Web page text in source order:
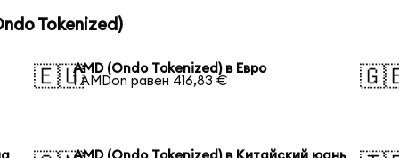
Tokenized)
🇪🇺AMD (Ondo Tokenized) в Евро
1 AMDon равен 416,83 €